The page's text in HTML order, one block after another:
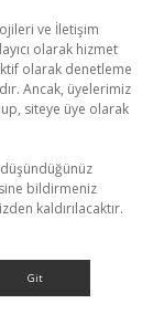
ve İletişim
olarak hizmet
olarak denetleme
Ancak, üyelerimiz
siteye üye olarak
bildirmeniz
kaldırılacaktır.